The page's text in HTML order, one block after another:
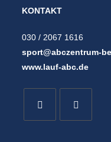
KONTAKT
030 / 2067 1616
sport@abczentrum-
www.lauf-abc.de